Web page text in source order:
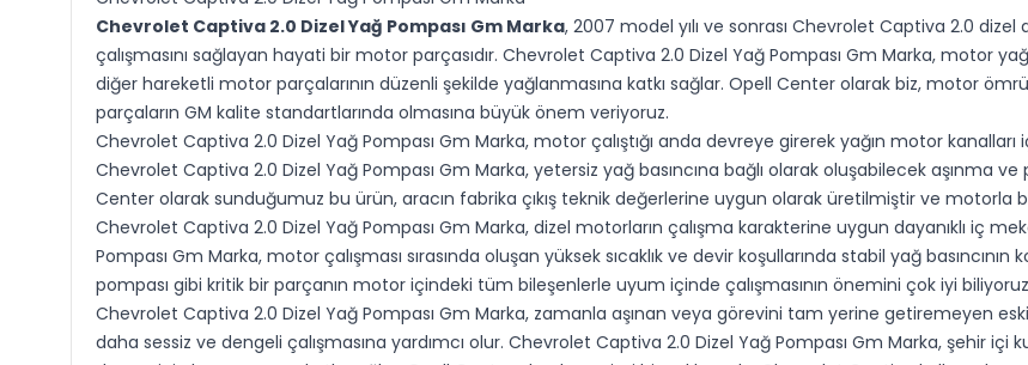
Chevrolet Captiva 2.0 Dizel Yağ Pompası Gm Marka, 2007 model yılı ve sonrası Chevrolet Captiva 2.0
çalışmasını sağlayan hayati bir motor parçasıdır. Chevrolet Captiva 2.0 Dizel Yağ Pompası Gm Marka, motor
diğer hareketli motor parçalarının düzenli şekilde yağlanmasına katkı sağlar. Opell Center olarak biz, motor
parçaların GM kalite standartlarında olmasına büyük önem veriyoruz.
Chevrolet Captiva 2.0 Dizel Yağ Pompası Gm Marka, motor çalıştığı anda devreye girerek yağın motor
Chevrolet Captiva 2.0 Dizel Yağ Pompası Gm Marka, yetersiz yağ basıncına bağlı olarak oluşabilecek aşınma
Center olarak sunduğumuz bu ürün, aracın fabrika çıkış teknik değerlerine uygun olarak üretilmiştir ve motorla
Chevrolet Captiva 2.0 Dizel Yağ Pompası Gm Marka, dizel motorların çalışma karakterine uygun dayanıklı iç
Pompası Gm Marka, motor çalışması sırasında oluşan yüksek sıcaklık ve devir koşullarında stabil yağ
pompası gibi kritik bir parçanın motor içindeki tüm bileşenlerle uyum içinde çalışmasının önemini çok iyi
Chevrolet Captiva 2.0 Dizel Yağ Pompası Gm Marka, zamanla aşınan veya görevini tam yerine getiremeyen
daha sessiz ve dengeli çalışmasına yardımcı olur. Chevrolet Captiva 2.0 Dizel Yağ Pompası Gm Marka, şehir